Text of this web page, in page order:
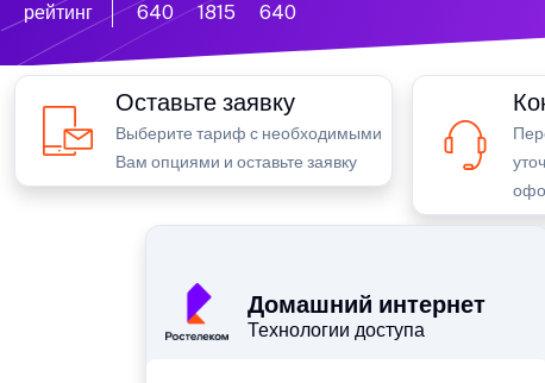
рейтинг 640 1815 640
Оставьте заявку
Выберите тариф с необходимыми
Вам опциями и оставьте заявку
Домашний интернет
Технологии доступа